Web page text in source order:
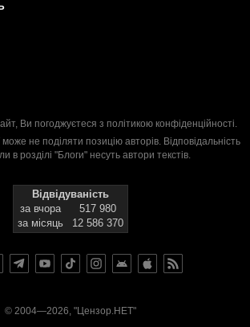
Ви погоджуєтеся з політикою конфіденційності.
не поділяти позицію авторів. Відповідальність
в розділі "Блоги" несуть автори текстів.
Відвідуваність
за вчора
517 980
за місяць
12 586 370
© 2004—2026, "Цензор.НЕТ"